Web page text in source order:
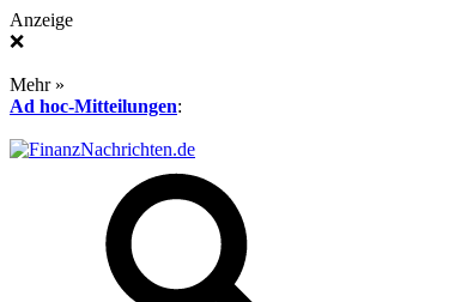
Anzeige
❌
Mehr »
Ad hoc-Mitteilungen: